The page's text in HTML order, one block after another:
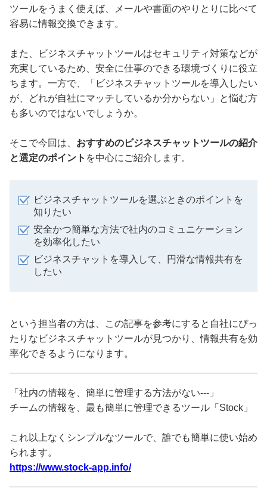
ツールをうまく使えば、メールや書面のやりとりに比べて
容易に情報交換できます。
また、ビジネスチャットツールはセキュリティ対策などが
充実しているため、安全に仕事のできる環境づくりに役立
ちます。一方で、「ビジネスチャットツールを導入したい
が、どれが自社にマッチしているか分からない」と悩む方
も多いのではないでしょうか。
そこで今回は、 おすすめのビジネスチャットツールの紹介
と選定のポイント を中心にご紹介します。
ビジネスチャットツールを選ぶときのポイントを
知りたい
安全かつ簡単な方法で社内のコミュニケーション
を効率化したい
ビジネスチャットを導入して、円滑な情報共有を
したい
という担当者の方は、この記事を参考にすると自社にぴっ
たりなビジネスチャットツールが見つかり、情報共有を効
率化できるようになります。
「社内の情報を、簡単に管理する方法がない---」
チームの情報を、最も簡単に管理できるツール「Stock」
これ以上なくシンプルなツールで、誰でも簡単に使い始め
られます。
https://www.stock-app.info/